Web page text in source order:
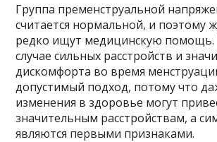
Группа пременструальной
считается нормальной, и поэтому
редко ищут медицинскую помощь.
случае сильных расстройств и
дискомфорта во время
допустимый подход, потому что
изменения в здоровье могут
значительным расстройствам, а
являются первыми признаками.